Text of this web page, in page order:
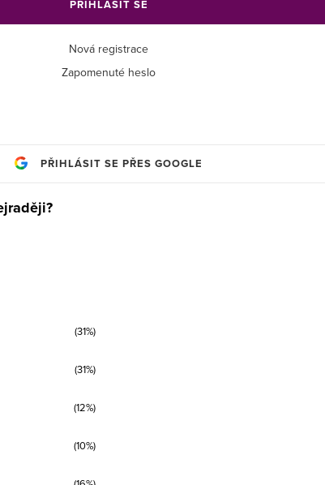
PŘIHLÁSIT SE
Nová registrace
Zapomenuté heslo
PŘIHLÁSIT SE PŘES GOOGLE
(31%)
(31%)
(12%)
(10%)